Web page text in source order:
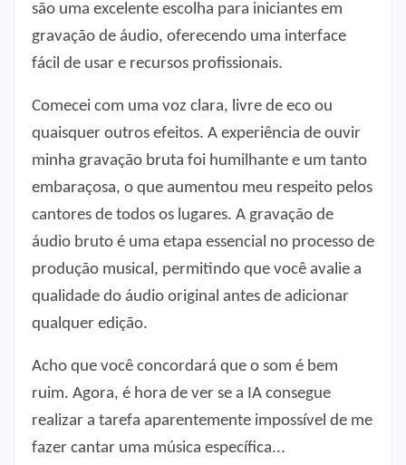
são uma excelente escolha para iniciantes em
gravação de áudio, oferecendo uma interface
fácil de usar e recursos profissionais.
Comecei com uma voz clara, livre de eco ou
quaisquer outros efeitos. A experiência de ouvir
minha gravação bruta foi humilhante e um tanto
embaraçosa, o que aumentou meu respeito pelos
cantores de todos os lugares. A gravação de
áudio bruto é uma etapa essencial no processo de
produção musical, permitindo que você avalie a
qualidade do áudio original antes de adicionar
qualquer edição.
Acho que você concordará que o som é bem
ruim. Agora, é hora de ver se a IA consegue
realizar a tarefa aparentemente impossível de me
fazer cantar uma música específica...